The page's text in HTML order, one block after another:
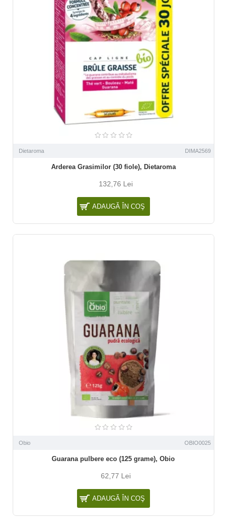
Dietaroma DIMA2569
Arderea Grasimilor (30 fiole), Dietaroma
132,76 Lei
ADAUGĂ ÎN COŞ
Obio OBIO0025
Guarana pulbere eco (125 grame), Obio
62,77 Lei
ADAUGĂ ÎN COŞ